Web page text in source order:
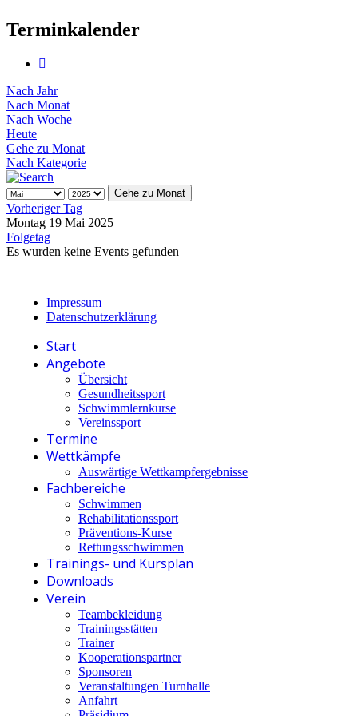
Terminkalender
Nach Jahr
Nach Monat
Nach Woche
Heute
Gehe zu Monat
Nach Kategorie
Gehe zu Monat
Vorheriger Tag
Montag 19 Mai 2025
Folgetag
Es wurden keine Events gefunden
Impressum
Datenschutzerklärung
Start
Angebote
Übersicht
Gesundheitssport
Schwimmlernkurse
Vereinssport
Termine
Wettkämpfe
Auswärtige Wettkampfergebnisse
Fachbereiche
Schwimmen
Rehabilitationssport
Präventions-Kurse
Rettungsschwimmen
Trainings- und Kursplan
Downloads
Verein
Teambekleidung
Trainingsstätten
Trainer
Kooperationspartner
Sponsoren
Veranstaltungen Turnhalle
Anfahrt